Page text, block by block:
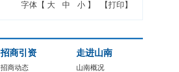
字体【 大 中 小 】 【打印】
招商引资
招商动态
走进山南
山南概况